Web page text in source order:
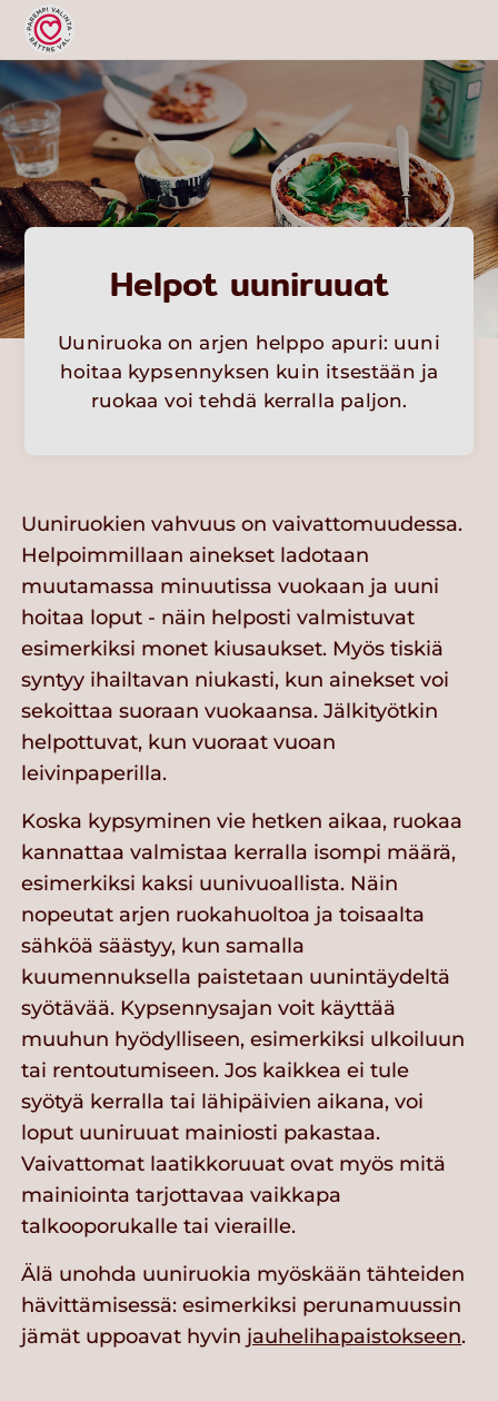
Helpot uuniruuat
Uuniruoka on arjen helppo apuri: uuni
hoitaa kypsennyksen kuin itsestään ja
ruokaa voi tehdä kerralla paljon.
Uuniruokien vahvuus on vaivattomuudessa.
Helpoimmillaan ainekset ladotaan
muutamassa minuutissa vuokaan ja uuni
hoitaa loput - näin helposti valmistuvat
esimerkiksi monet kiusaukset. Myös tiskiä
syntyy ihailtavan niukasti, kun ainekset voi
sekoittaa suoraan vuokaansa. Jälkityötkin
helpottuvat, kun vuoraat vuoan
leivinpaperilla.
Koska kypsyminen vie hetken aikaa, ruokaa
kannattaa valmistaa kerralla isompi määrä,
esimerkiksi kaksi uunivuoallista. Näin
nopeutat arjen ruokahuoltoa ja toisaalta
sähköä säästyy, kun samalla
kuumennuksella paistetaan uunintäydeltä
syötävää. Kypsennysajan voit käyttää
muuhun hyödylliseen, esimerkiksi ulkoiluun
tai rentoutumiseen. Jos kaikkea ei tule
syötyä kerralla tai lähipäivien aikana, voi
loput uuniruuat mainiosti pakastaa.
Vaivattomat laatikkoruuat ovat myös mitä
mainiointa tarjottavaa vaikkapa
talkooporukalle tai vieraille.
Älä unohda uuniruokia myöskään tähteiden
hävittämisessä: esimerkiksi perunamuussin
jämät uppoavat hyvin jauhelihapaistokseen.